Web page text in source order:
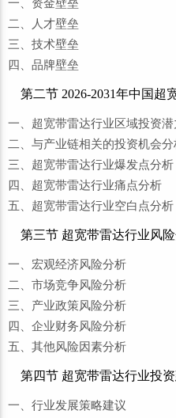
一、资金壁垒
二、人才壁垒
三、技术壁垒
四、品牌壁垒
第二节 2026-2031年中国超
一、超宽带雷达行业区域投资
二、与产业链相关的投资机会分
三、超宽带雷达行业爆发点分析
四、超宽带雷达行业痛点分析
五、超宽带雷达行业空白点分析
第三节 超宽带雷达行业风
一、宏观经济风险分析
二、市场竞争风险分析
三、产业政策风险分析
四、企业财务风险分析
五、其他风险因素分析
第四节 超宽带雷达行业投
一、行业发展策略建议